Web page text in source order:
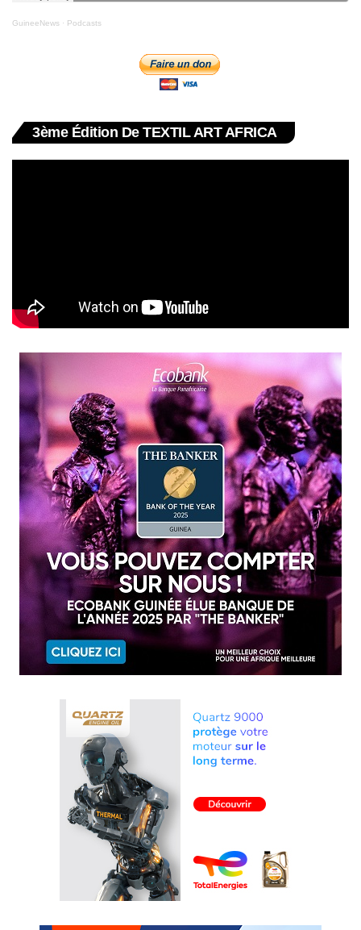
GuineeNews · Podcasts
3ème Édition De TEXTIL ART AFRICA